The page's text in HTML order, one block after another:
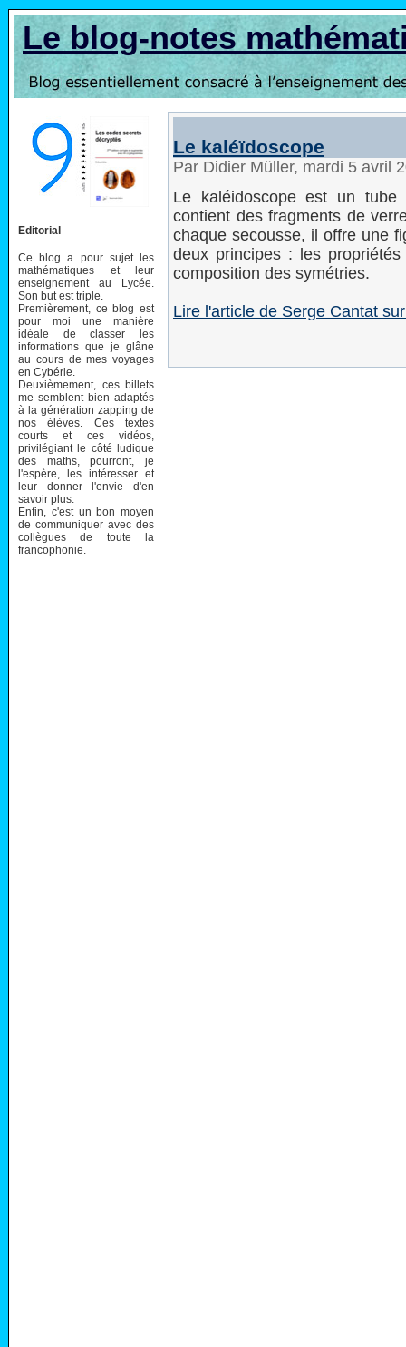
Le blog-notes
Editorial
Ce blog a pour sujet les
mathématiques et leur
enseignement au Lycée.
Son but est triple.
Premièrement, ce blog est
pour moi une manière
idéale de classer les
informations que je glâne
au cours de mes voyages
en Cybérie.
Deuxièmement, ces billets
me semblent bien adaptés
à la génération zapping de
nos élèves. Ces textes
courts et ces vidéos,
privilégiant le côté ludique
des maths, pourront, je
l'espère, les intéresser et
leur donner l'envie d'en
savoir plus.
Enfin, c'est un bon moyen
de communiquer avec des
collègues de toute la
francophonie.
Le kaléïdoscope
Par Didier Müller, mardi 5 avril
Le kaléidoscope est un tube
contient des fragments de
chaque secousse, il offre une
deux principes : les
composition des symétries.
Lire l'article de Serge Cantat